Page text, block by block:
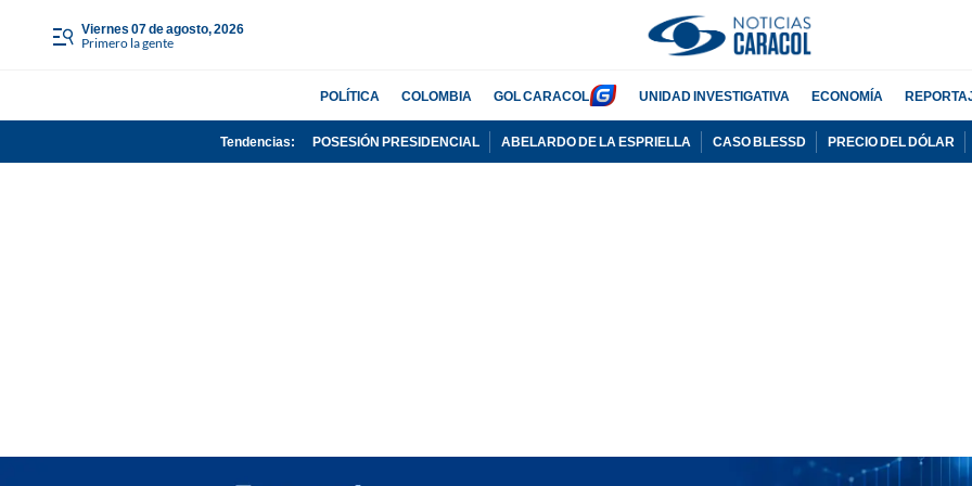
viernes 07 de agosto, 2026
Primero la gente
POLÍTICA COLOMBIA GOL CARACOL UNIDAD INVESTIGATIVA ECONOMÍA
Tendencias: POSESIÓN PRESIDENCIAL ABELARDO DE LA ESPRIELLA CASO BLESSD PRECIO DEL DÓLAR